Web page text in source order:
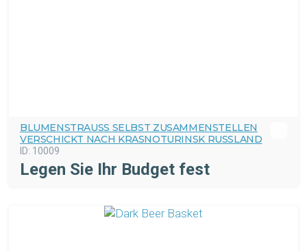
BLUMENSTRAUSS SELBST ZUSAMMENSTELLEN V
ERSCHICKT NACH KRASNOTURINSK RUSSLAND
ID: 10009
Legen Sie Ihr Budget fest